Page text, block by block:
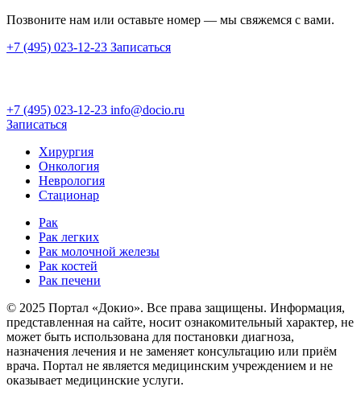
Позвоните нам или оставьте номер — мы свяжемся с вами.
+7 (495) 023-12-23 Записаться
+7 (495) 023-12-23 info@docio.ru
Записаться
Хирургия
Онкология
Неврология
Стационар
Рак
Рак легких
Рак молочной железы
Рак костей
Рак печени
© 2025 Портал «Докио». Все права защищены. Информация,
представленная на сайте, носит ознакомительный характер, не
может быть использована для постановки диагноза,
назначения лечения и не заменяет консультацию или приём
врача. Портал не является медицинским учреждением и не
оказывает медицинские услуги.